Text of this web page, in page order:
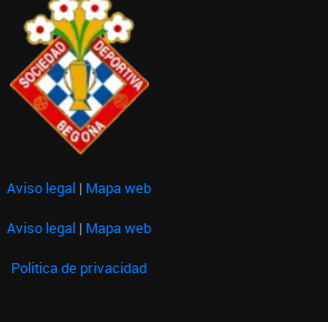
Aviso legal | Mapa web
Aviso legal | Mapa web
Politica de privacidad